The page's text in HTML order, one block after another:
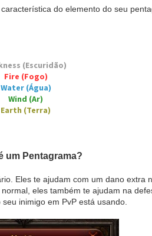
do elemento do seu
(Escuridão)
Fire (Fogo)
Water (Água)
Wind (Ar)
Earth (Terra)
um Pentagrama?
Eles te ajudam com um dano extra
eles também te ajudam na
inimigo em PvP está usando.